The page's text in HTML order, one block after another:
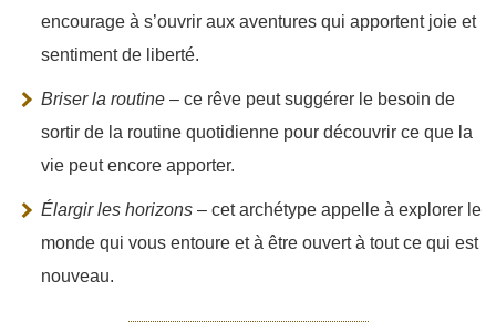
encourage à s’ouvrir aux aventures qui apportent joie et
sentiment de liberté.
Briser la routine – ce rêve peut suggérer le besoin de
sortir de la routine quotidienne pour découvrir ce que la
vie peut encore apporter.
Élargir les horizons – cet archétype appelle à explorer le
monde qui vous entoure et à être ouvert à tout ce qui est
nouveau.